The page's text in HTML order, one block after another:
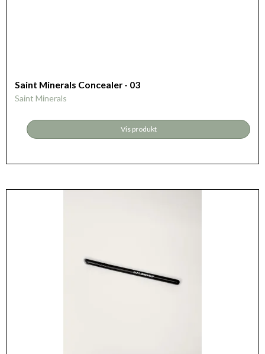
Saint Minerals Concealer - 03
Saint Minerals
Vis produkt